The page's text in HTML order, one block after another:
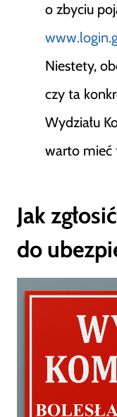
o zbyciu
Niestety,
czy ta
Wydziału
warto mieć
Jak
do